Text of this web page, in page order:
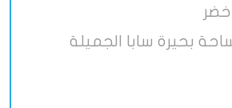
بحيرة سابا الجميلة